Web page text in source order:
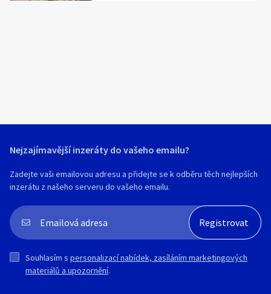
Nejzajímavější inzeráty do vašeho emailu?
Zadejte vaši emailovou adresu a přidejte se k odběru těch nejlepších
inzerátu z našeho serveru do vašeho emailu.
Souhlasím s personalizací nabídek, zasíláním marketingových
materiálů a upozornění.